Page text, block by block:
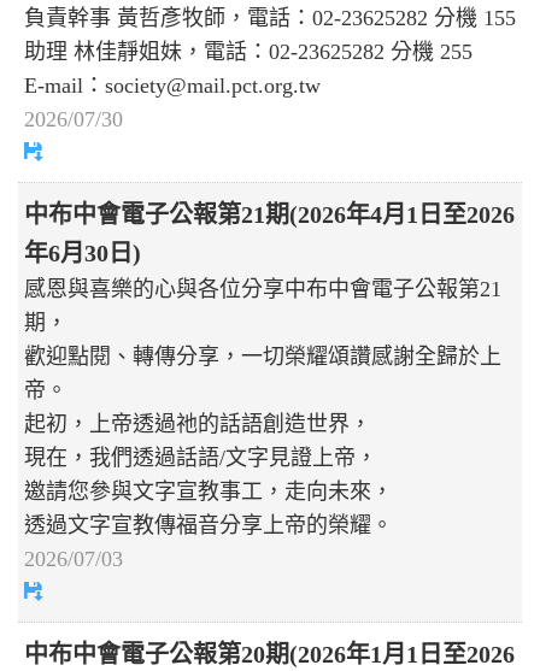
負責幹事 黃哲彥牧師，電話：02-23625282 分機 155
助理 林佳靜姐妹，電話：02-23625282 分機 255
E-mail：society@mail.pct.org.tw
2026/07/30
中布中會電子公報第21期(2026年4月1日至2026
年6月30日)
感恩與喜樂的心與各位分享中布中會電子公報第21
期，
歡迎點閱、轉傳分享，一切榮耀頌讚感謝全歸於上
帝。
起初，上帝透過祂的話語創造世界，
現在，我們透過話語/文字見證上帝，
邀請您參與文字宣教事工，走向未來，
透過文字宣教傳福音分享上帝的榮耀。
2026/07/03
中布中會電子公報第20期(2026年1月1日至2026